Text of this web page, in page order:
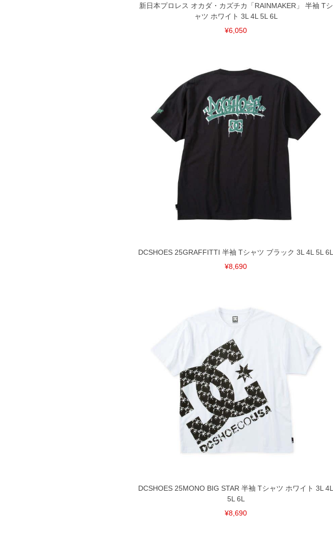
新日本プロレス オカダ・カズチカ「RAINMAKER」 半袖 Tシ
ャツ ホワイト 3L 4L 5L 6L
¥6,050
DCSHOES 25GRAFFITTI 半袖 Tシャツ ブラック 3L 4L 5L 6L
¥8,690
DCSHOES 25MONO BIG STAR 半袖 Tシャツ ホワイト 3L 4L
5L 6L
¥8,690